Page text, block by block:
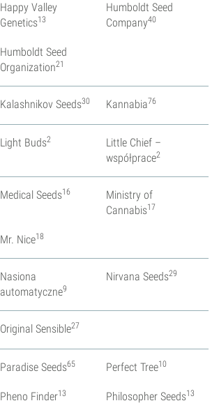
Happy Valley
Genetics13
Humboldt Seed
Company40
Humboldt Seed
Organization21
Kalashnikov Seeds30 Kannabia76
Light Buds2
Little Chief –
współprace2
Medical Seeds16
Ministry of
Cannabis17
Mr. Nice18
Nasiona
automatyczne9
Nirvana Seeds29
Original Sensible27
Paradise Seeds65 Perfect Tree10
Pheno Finder13 Philosopher Seeds13